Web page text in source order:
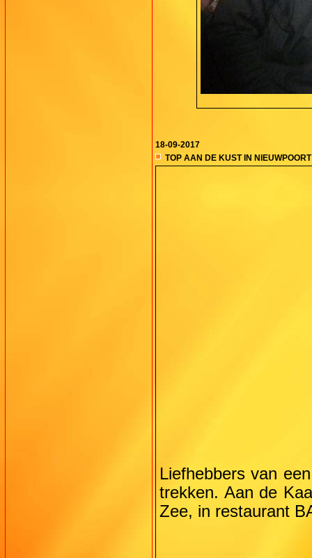
18-09-2017
TOP AAN DE KUST IN NIEUWPOORT
Liefhebbers van
trekken. Aan de
Zee, in restaurant